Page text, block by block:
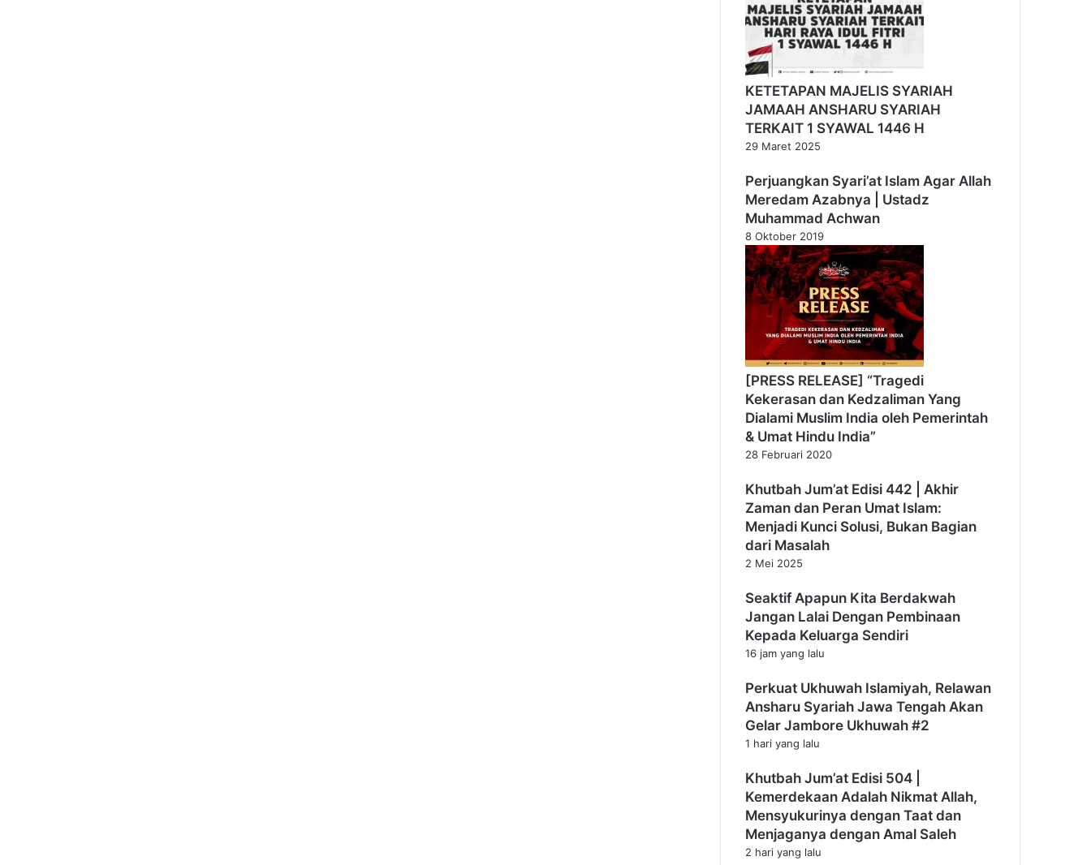
KETETAPAN MAJELIS SYARIAH
JAMAAH ANSHARU SYARIAH
TERKAIT 1 SYAWAL 1446 H
29 Maret 2025
Perjuangkan Syari’at Islam Agar Allah
Meredam Azabnya | Ustadz
Muhammad Achwan
8 Oktober 2019
[PRESS RELEASE] “Tragedi
Kekerasan dan Kedzaliman Yang
Dialami Muslim India oleh Pemerintah
& Umat Hindu India”
28 Februari 2020
Khutbah Jum’at Edisi 442 | Akhir
Zaman dan Peran Umat Islam:
Menjadi Kunci Solusi, Bukan Bagian
dari Masalah
2 Mei 2025
Seaktif Apapun Kita Berdakwah
Jangan Lalai Dengan Pembinaan
Kepada Keluarga Sendiri
16 jam yang lalu
Perkuat Ukhuwah Islamiyah, Relawan
Ansharu Syariah Jawa Tengah Akan
Gelar Jambore Ukhuwah #2
1 hari yang lalu
Khutbah Jum’at Edisi 504 |
Kemerdekaan Adalah Nikmat Allah,
Mensyukurinya dengan Taat dan
Menjaganya dengan Amal Saleh
2 hari yang lalu